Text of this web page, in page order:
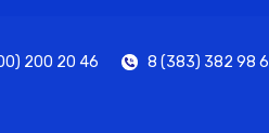
200 20 46 8 (383) 382 98